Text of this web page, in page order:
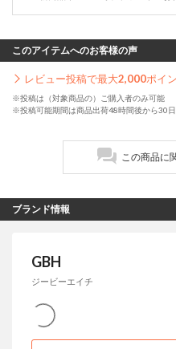
このアイテムへのお客様の声
レビュー投稿で最大2,000ポイ
※投稿は（対象商品の）ご購入者のみ可能
※投稿可能期間は商品出荷48時間後から30
この商品に
ブランド情報
GBH
ジービーエイチ